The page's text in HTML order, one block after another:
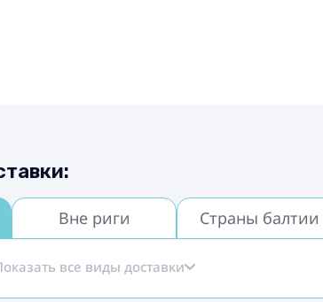
Вне риги Страны балтии
все виды доставки